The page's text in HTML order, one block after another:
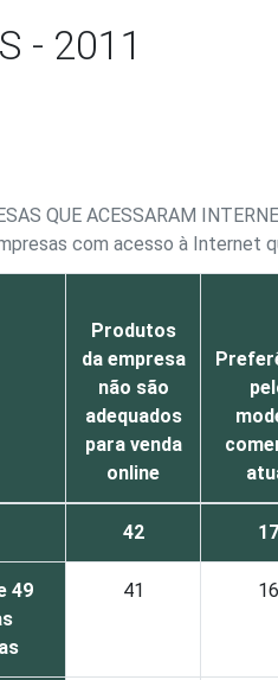
- 2011
QUE ACESSARAM
com acesso à Internet
Produtos
da empresa
não são
adequados
para venda
online
42 17
49
41 16